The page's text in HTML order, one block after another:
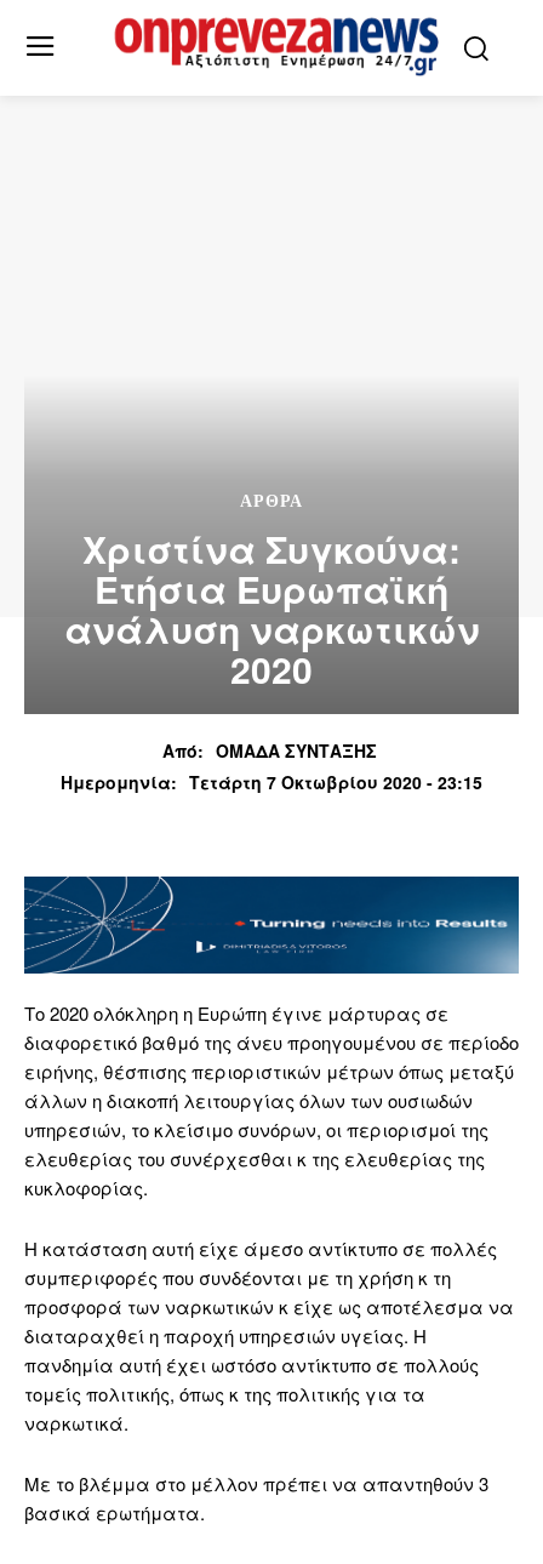
ΑΡΘΡΑ
Χριστίνα Συγκούνα:
Eτήσια Eυρωπαϊκή
ανάλυση ναρκωτικών
2020
Από: ΟΜΑΔΑ ΣΥΝΤΑΞΗΣ
Ημερομηνία: Τετάρτη 7 Οκτωβρίου 2020 - 23:15
Το 2020 ολόκληρη η Ευρώπη έγινε μάρτυρας σε
διαφορετικό βαθμό της άνευ προηγουμένου σε περίοδο
ειρήνης, θέσπισης περιοριστικών μέτρων όπως μεταξύ
άλλων η διακοπή λειτουργίας όλων των ουσιωδών
υπηρεσιών, το κλείσιμο συνόρων, οι περιορισμοί της
ελευθερίας του συνέρχεσθαι κ της ελευθερίας της
κυκλοφορίας.
Η κατάσταση αυτή είχε άμεσο αντίκτυπο σε πολλές
συμπεριφορές που συνδέονται με τη χρήση κ τη
προσφορά των ναρκωτικών κ είχε ως αποτέλεσμα να
διαταραχθεί η παροχή υπηρεσιών υγείας. Η
πανδημία αυτή έχει ωστόσο αντίκτυπο σε πολλούς
τομείς πολιτικής, όπως κ της πολιτικής για τα
ναρκωτικά.
Με το βλέμμα στο μέλλον πρέπει να απαντηθούν 3
βασικά ερωτήματα.